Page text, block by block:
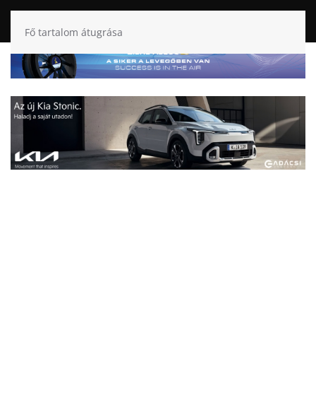
Fő tartalom átugrása